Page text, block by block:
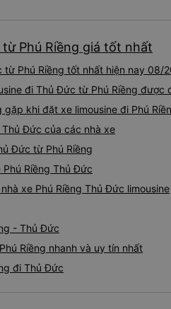
Phú Riềng giá tốt nhất
từ Phú Riềng tốt nhất hiện nay 08/
đi Thủ Đức từ Phú Riềng được
khi đặt xe limousine đi Phú
Đức của các nhà xe
Đức từ Phú Riềng
Phú Riềng Thủ Đức
xe Phú Riềng Thủ Đức limousine
- Thủ Đức
Riềng nhanh và uy tín nhất
đi Thủ Đức